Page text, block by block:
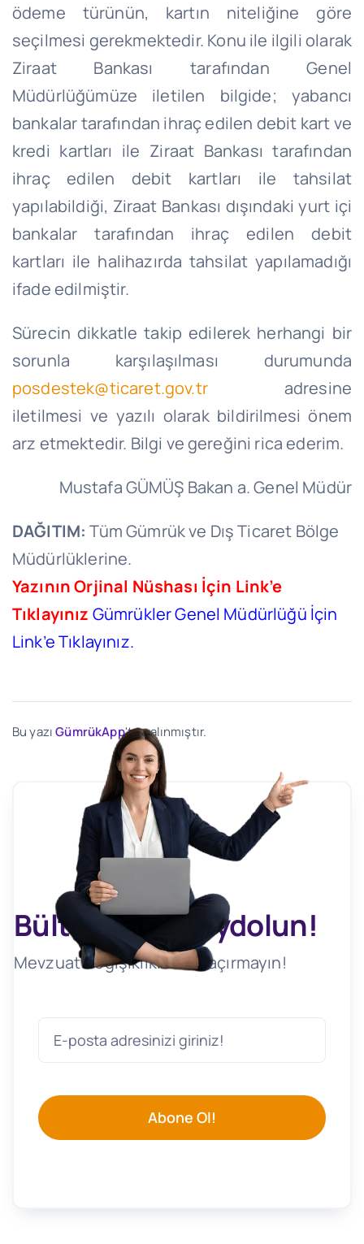
ödeme türünün, kartın niteliğine göre
seçilmesi gerekmektedir. Konu ile ilgili olarak
Ziraat Bankası tarafından Genel
Müdürlüğümüze iletilen bilgide; yabancı
bankalar tarafından ihraç edilen debit kart ve
kredi kartları ile Ziraat Bankası tarafından
ihraç edilen debit kartları ile tahsilat
yapılabildiği, Ziraat Bankası dışındaki yurt içi
bankalar tarafından ihraç edilen debit
kartları ile halihazırda tahsilat yapılamadığı
ifade edilmiştir.
Sürecin dikkatle takip edilerek herhangi bir
sorunla karşılaşılması durumunda
posdestek@ticaret.gov.tradresine
iletilmesi ve yazılı olarak bildirilmesi önem
arz etmektedir. Bilgi ve gereğini rica ederim.
Mustafa GÜMÜŞ Bakan a. Genel Müdür
DAĞITIM: Tüm Gümrük ve Dış Ticaret Bölge
Müdürlüklerine.
Yazının Orjinal Nüshası İçin Link’e
Tıklayınız Gümrükler Genel Müdürlüğü İçin
Link’e Tıklayınız.
Bu yazıGümrükApp'ten alınmıştır.
Bültenimize Kaydolun!
Mevzuat Değişikliklerini Kaçırmayın!
Abone Ol!